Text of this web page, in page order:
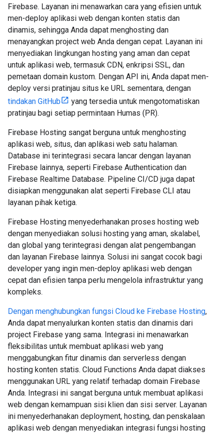
Firebase. Layanan ini menawarkan cara yang efisien untuk
men-deploy aplikasi web dengan konten statis dan
dinamis, sehingga Anda dapat menghosting dan
menayangkan project web Anda dengan cepat. Layanan ini
menyediakan lingkungan hosting yang aman dan cepat
untuk aplikasi web, termasuk CDN, enkripsi SSL, dan
pemetaan domain kustom. Dengan API ini, Anda dapat men-
deploy versi pratinjau situs ke URL sementara, dengan
tindakan GitHub
yang tersedia untuk mengotomatiskan
pratinjau bagi setiap permintaan Humas (PR).
Firebase Hosting sangat berguna untuk menghosting
aplikasi web, situs, dan aplikasi web satu halaman.
Database ini terintegrasi secara lancar dengan layanan
Firebase lainnya, seperti Firebase Authentication dan
Firebase Realtime Database. Pipeline CI/CD juga dapat
disiapkan menggunakan alat seperti Firebase CLI atau
layanan pihak ketiga.
Firebase Hosting menyederhanakan proses hosting web
dengan menyediakan solusi hosting yang aman, skalabel,
dan global yang terintegrasi dengan alat pengembangan
dan layanan Firebase lainnya. Solusi ini sangat cocok bagi
developer yang ingin men-deploy aplikasi web dengan
cepat dan efisien tanpa perlu mengelola infrastruktur yang
kompleks.
Dengan menghubungkan fungsi Cloud ke Firebase Hosting,
Anda dapat menyalurkan konten statis dan dinamis dari
project Firebase yang sama. Integrasi ini menawarkan
fleksibilitas untuk membuat aplikasi web yang
menggabungkan fitur dinamis dan serverless dengan
hosting konten statis. Cloud Functions Anda dapat diakses
menggunakan URL yang relatif terhadap domain Firebase
Anda. Integrasi ini sangat berguna untuk membuat aplikasi
web dengan kemampuan sisi klien dan sisi server. Layanan
ini menyederhanakan deployment, hosting, dan penskalaan
aplikasi web dengan menyediakan integrasi fungsi hosting